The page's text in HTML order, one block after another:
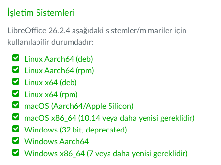
İşletim Sistemleri
LibreOffice 26.2.4 aşağıdaki sistemler/mimariler için
kullanılabilir durumdadır:
Linux Aarch64 (deb)
Linux Aarch64 (rpm)
Linux x64 (deb)
Linux x64 (rpm)
macOS (Aarch64/Apple Silicon)
macOS x86_64 (10.14 veya daha yenisi gereklidir)
Windows (32 bit, deprecated)
Windows Aarch64
Windows x86_64 (7 veya daha yenisi gereklidir)